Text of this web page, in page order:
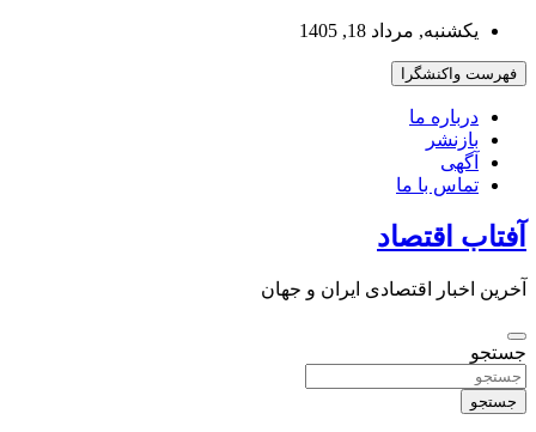
بروید
یکشنبه, مرداد 18, 1405
فهرست واکنشگرا
درباره ما
بازنشر
آگهی
تماس با ما
آفتاب اقتصاد
آخرین اخبار اقتصادی ایران و جهان
جستجو
جستجو